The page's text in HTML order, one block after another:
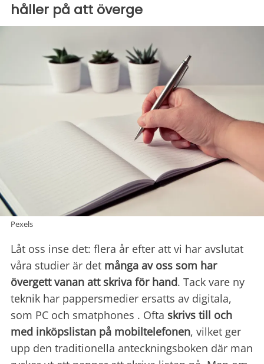
håller på att överge
Pexels
Låt oss inse det: flera år efter att vi har avslutat
våra studier är det många av oss som har
övergett vanan att skriva för hand. Tack vare ny
teknik har pappersmedier ersatts av digitala,
som PC och smatphones . Ofta skrivs till och
med inköpslistan på mobiltelefonen, vilket ger
upp den traditionella anteckningsboken där man